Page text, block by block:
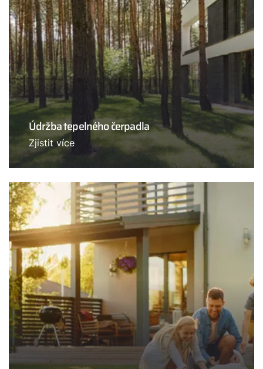
Údržba tepelného čerpadla
Zjistit více